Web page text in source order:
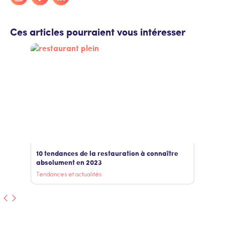
Ces articles pourraient vous intéresser
10 tendances de la restauration à connaître
absolument en 2023
Tendances et actualités